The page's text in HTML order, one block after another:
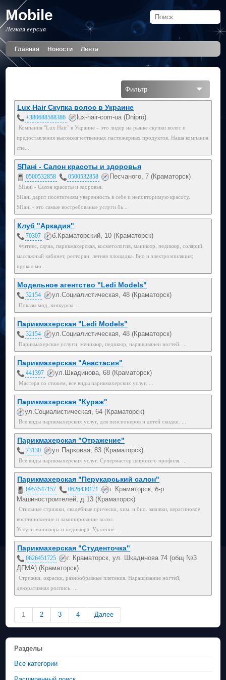
Mobile
Легкая версия
Главная Новости Лента
Фильтр
095
050
Lux Hair Скупка волос в Украине
+380688588386 lux-hair-com-ua (Dnipro)
Компания "Lux Hair" в Украине – это лидер на рынке скупки волос и
предоставления высококачественных пастижерных продуктов. Наша компания
спе...
SПані - Салон красоты и здоровья
0500532858 0500532858 Песчаного, 7 (Краматорск)
SПані - Салон красоты и здоровья.
SПані дарит посетителям уверенность в себе и неповторимую красоту.
SПані - это самые востребованые услуги бь...
Клуб "Аркадия"
70307 б.Краматорский, 10 (Краматорск)
Фитнес, сауна, парикмахерская, косметология, маникюр, педикюр, солярий,
массажный кабинет, ресторан, летняя площадка. Био и электроэпиляция;
прокол мо...
Модельное агентство "Ledi Models"
32154 ул.Социалистическая, 48 (Краматорск)
Показы мод, конкурсы. ...
Парикмахерская "Ledi Models"
32154 ул.Социалистическая, 48 (Краматорск)
Парикмахерские услуги, меникюр, педикюр, наращиванеи ногтей. ...
Парикмахерская "Анастасия"
441397 ул.Шкадинова, 68 (Краматорск)
Мастера со стажем, все виды парикмахерских услуг. ...
Парикмахерская "Кураж"
ул.Социалистическая, 64 (Краматорск)
Все виды парикмахерских услуг, для пенсионеров и детей скидки. ...
Парикмахерская "Отражение"
73130 ул.Парковая, 83 (Краматорск)
Все виды парикмахерских услуг. Супермастер широкого профиля. ...
Парикмахерская "Перукарський салон"
0957547157 0626430171
г. Краматорск, б-р
Машиностроителей, д.13 (Краматорск)
Стильные стрижки, свадебные прически, хим. и био. завивки, кератиновое
восстановление и ламинирование волос.
Услуги маникюра и педикюра. Удаление ...
Парикмахерская "Студенточка"
0626451725
г. Краматорск, ул. Шкадинова 74 (общ №3
ДГМА) (Краматорск)
Стрижки, окраски, разнообразные плетения. Наращивание ногтей,
декоративная роспись. ...
1 2 3 4 Далее
Разделы
Все категории